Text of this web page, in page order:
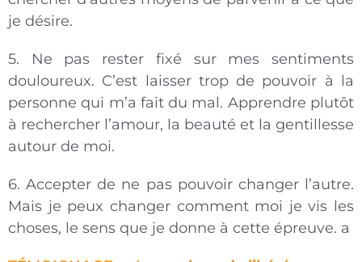
je désire.
5. Ne pas rester fixé sur mes sentiments
douloureux. C’est laisser trop de pouvoir à la
personne qui m’a fait du mal. Apprendre plutôt
à rechercher l’amour, la beauté et la gentillesse
autour de moi.
6. Accepter de ne pas pouvoir changer l’autre.
Mais je peux changer comment moi je vis les
choses, le sens que je donne à cette épreuve. a